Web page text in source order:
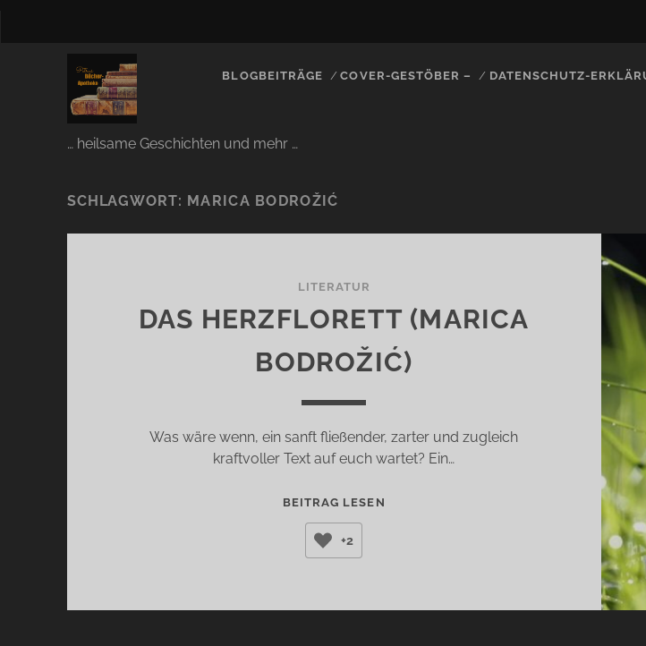
… heilsame Geschichten und mehr …
BLOGBEITRÄGE COVER-GESTÖBER – DATENSCHUTZ-
SCHLAGWORT: MARICA BODROŽIĆ
LITERATUR
DAS HERZFLORETT (MARICA
BODROŽIĆ)
Was wäre wenn, ein sanft fließender, zarter und zugleich
kraftvoller Text auf euch wartet? Ein…
BEITRAG LESEN
+2